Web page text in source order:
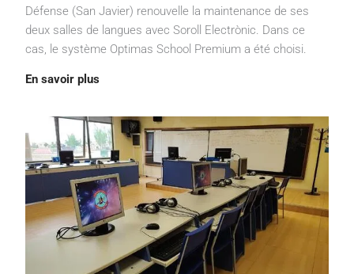
Défense (San Javier) renouvelle la maintenance de ses
deux salles de langues avec Soroll Electrònic. Dans ce
cas, le système Optimas School Premium a été choisi.
En savoir plus